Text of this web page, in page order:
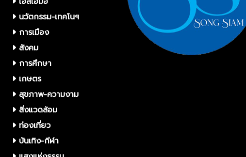
นวัตกรรม-เทคโนฯ
การเมือง
สังคม
การศึกษา
เกษตร
สุขภาพ-ความงาม
สิ่งแวดล้อม
ท่องเที่ยว
บันเทิง-กีฬา